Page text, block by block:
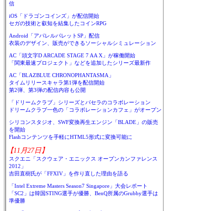
信
iOS「ドラゴンコインズ」が配信開始
セガの技術と叡知を結集したコインRPG
Android「アパレルパレットSP」配信
衣装のデザイン、販売ができるソーシャルシミュレーション
AC「頭文字D ARCADE STAGE 7 AA X」が稼働開始
「関東最速プロジェクト」などを追加したシリーズ最新作
AC「BLAZBLUE CHRONOPHANTASMA」
タイムリリースキャラ第1弾を配信開始
第2弾、第3弾の配信内容も公開
「ドリームクラブ」シリーズとパセラのコラボレーション
ドリームクラブ一色の「コラボレーションカフェ」がオープン
シリコンスタジオ、SWF変換再生エンジン「BLADE」の販売
を開始
Flashコンテンツを手軽にHTML5形式に変換可能に
【11月27日】
スクエニ「スクウェア・エニックス オープンカンファレンス
2012」
吉田直樹氏が「FFXIV」を作り直した理由を語る
「Intel Extreme Masters Season7 Singapore」大会レポート
「SC2」は韓国STING選手が優勝、BenQ所属のGrubby選手は
準優勝